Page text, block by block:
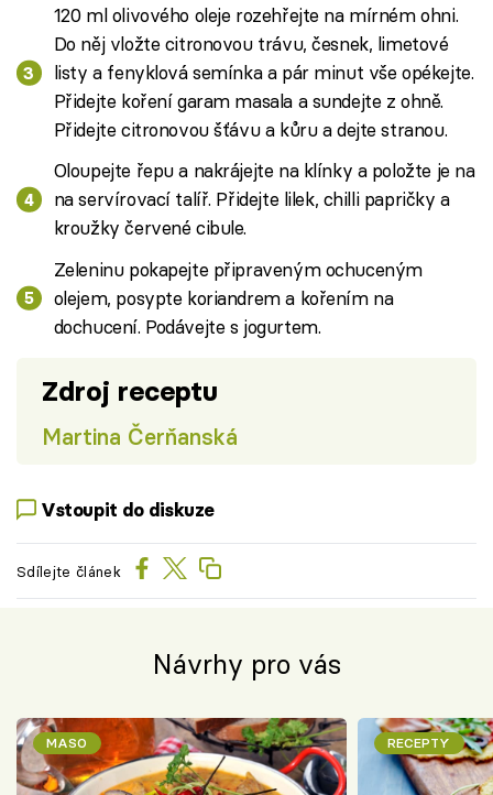
120 ml olivového oleje rozehřejte na mírném ohni.
Do něj vložte citronovou trávu, česnek, limetové
listy a fenyklová semínka a pár minut vše opékejte.
Přidejte koření garam masala a sundejte z ohně.
Přidejte citronovou šťávu a kůru a dejte stranou.
Oloupejte řepu a nakrájejte na klínky a položte je na
na servírovací talíř. Přidejte lilek, chilli papričky a
kroužky červené cibule.
Zeleninu pokapejte připraveným ochuceným
olejem, posypte koriandrem a kořením na
dochucení. Podávejte s jogurtem.
Zdroj receptu
Martina Čerňanská
Vstoupit do diskuze
Sdílejte článek
Návrhy pro vás
MASO RECEPTY